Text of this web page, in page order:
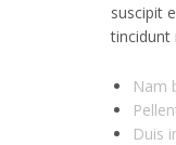
suscipit
tincidunt
Nam
Duis